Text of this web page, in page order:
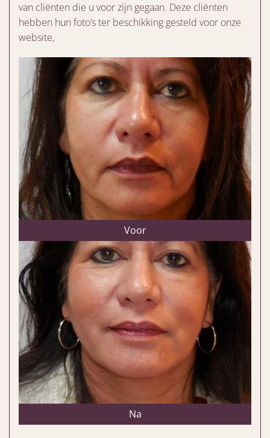
van cliënten die u voor zijn gegaan. Deze cliënten
hebben hun foto’s ter beschikking gesteld voor onze
website,
Voor
Na